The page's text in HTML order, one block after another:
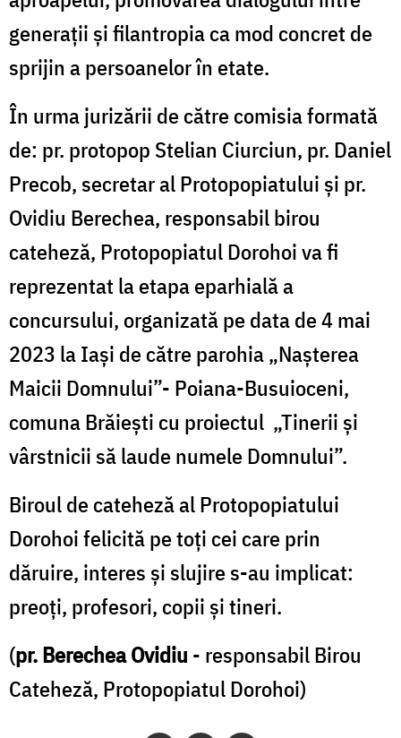
generații și filantropia ca mod concret de
sprijin a persoanelor în etate.
În urma jurizării de către comisia formată
de: pr. protopop Stelian Ciurciun, pr. Daniel
Precob, secretar al Protopopiatului și pr.
Ovidiu Berechea, responsabil birou
cateheză, Protopopiatul Dorohoi va fi
reprezentat la etapa eparhială a
concursului, organizată pe data de 4 mai
2023 la Iași de către parohia „Nașterea
Maicii Domnului”- Poiana-Busuioceni,
comuna Brăiești cu proiectul „Tinerii și
vârstnicii să laude numele Domnului”.
Biroul de cateheză al Protopopiatului
Dorohoi felicită pe toți cei care prin
dăruire, interes și slujire s-au implicat:
preoți, profesori, copii și tineri.
(pr. Berechea Ovidiu - responsabil Birou
Cateheză, Protopopiatul Dorohoi)